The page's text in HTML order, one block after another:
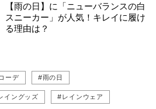
【雨の日】に「ニューバランスの白
スニーカー」が人気！キレイに履け
る理由は？
ーデ #雨の日
イングッズ #レインウェア